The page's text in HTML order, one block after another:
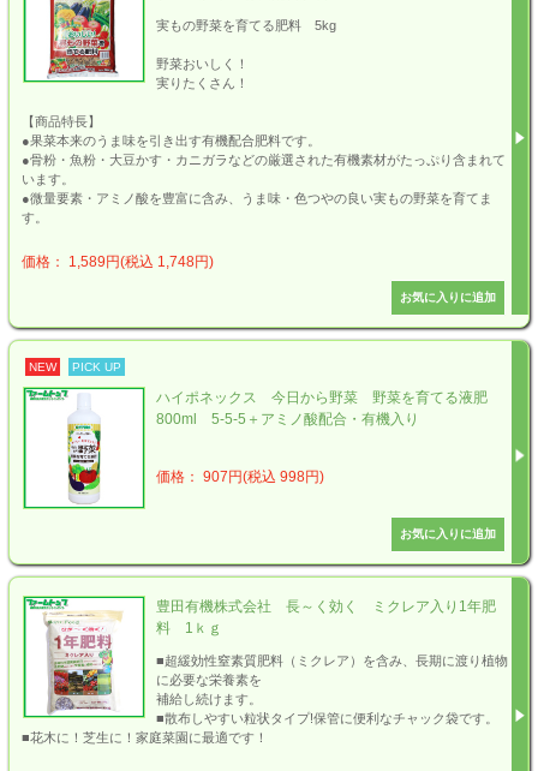
実もの野菜を育てる肥料 5kg
野菜おいしく！
実りたくさん！
【商品特長】
●果菜本来のうま味を引き出す有機配合肥料です。
●骨粉・魚粉・大豆かす・カニガラなどの厳選された有機素材がたっぷり含まれて
います。
●微量要素・アミノ酸を豊富に含み、うま味・色つやの良い実もの野菜を育てま
す。
価格： 1,589円(税込 1,748円)
NEW PICK UP
ハイポネックス 今日から野菜 野菜を育てる液肥
800ml 5-5-5＋アミノ酸配合・有機入り
価格： 907円(税込 998円)
豊田有機株式会社 長～く効く ミクレア入り1年肥
料 1ｋｇ
■超緩効性窒素質肥料（ミクレア）を含み、長期に渡り植物
に必要な栄養素を
補給し続けます。
■散布しやすい粒状タイプ!保管に便利なチャック袋です。
■花木に！芝生に！家庭菜園に最適です！